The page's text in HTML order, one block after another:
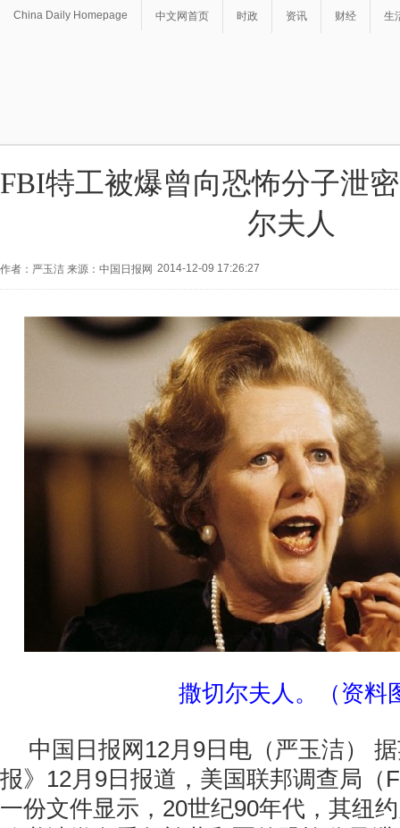
China Daily Homepage 中文网首页 时政 资讯 财经 生
FBI特工被爆曾向恐怖分子泄
尔夫人
作者：严玉洁 来源：中国日报网 2014-12-09 17:26:27
撒切尔夫人。（资料
中国日报网12月9日电（严玉洁）
报》12月9日报道，美国联邦调查局（
一份文件显示，20世纪90年代，其纽